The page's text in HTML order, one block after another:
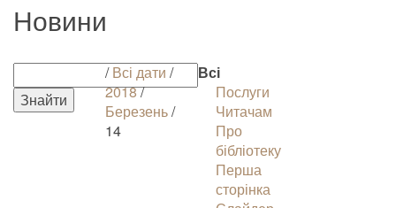
Новини
/Всі дати /
2018/
Березень/
14
Всі
Послуги
Читачам
Про
бібліотеку
Перша
сторінка